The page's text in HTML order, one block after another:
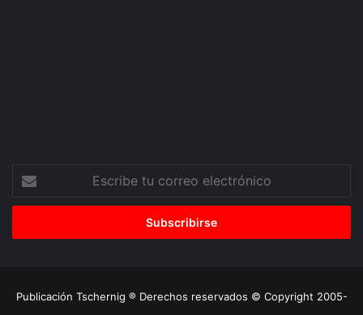
correo
Publicación Tschernig ® Derechos reservados © Copyright 2005-